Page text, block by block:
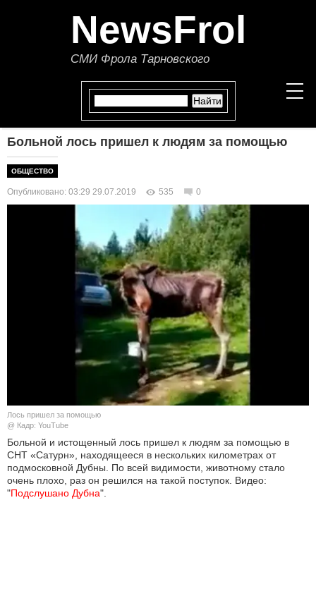
NewsFrol
СМИ Фрола Тарновского
ПОЛИТИКА
ЭКОНОМИКА
В МИРЕ
ОБЩЕСТВО
КУЛЬТУРА
НАУКА
СПОРТ
ШОУ-БИЗНЕС
АВТО И МОТО
Больной лось пришел к людям за помощью
ОБЩЕСТВО
Опубликовано: 03:29 29.07.2019 535 0
Лось пришел за помощью
@ Кадр: YouTube
Больной и истощенный лось пришел к людям за помощью в
СНТ «Сатурн», находящееся в нескольких километрах от
подмосковной Дубны. По всей видимости, животному стало
очень плохо, раз он решился на такой поступок. Видео:
"Подслушано Дубна".